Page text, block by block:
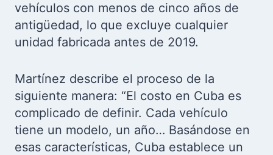
vehículos con menos de cinco años de
antigüedad, lo que excluye cualquier
unidad fabricada antes de 2019.
Martínez describe el proceso de la
siguiente manera: “El costo en Cuba es
complicado de definir. Cada vehículo
tiene un modelo, un año… Basándose en
esas características, Cuba establece un